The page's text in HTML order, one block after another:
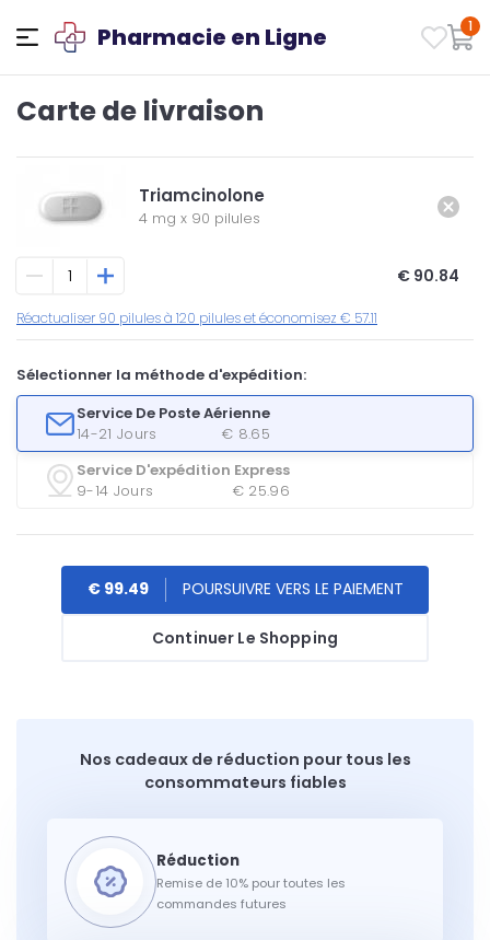
Pharmacie en Ligne 1
Carte de livraison
Triamcinolone
4 mg x 90 pilules
€ 90.84
Réactualiser 90 pilules à 120 pilules et économisez € 57.11
Sélectionner la méthode d'expédition:
Service De Poste Aérienne
14-21 Jours
€ 8.65
Service D'expédition Express
9-14 Jours
€ 25.96
Continuer Le Shopping
€ 99.49
Nos cadeaux de réduction pour tous les
consommateurs fiables
Remise de 10% pour toutes les
commandes futures